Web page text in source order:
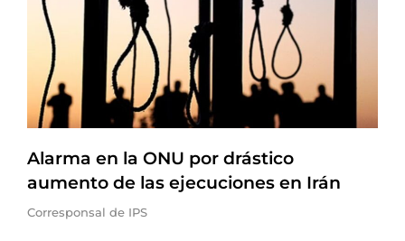
Alarma en la ONU por drástico
aumento de las ejecuciones en Irán
Corresponsal de IPS